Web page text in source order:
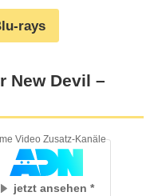
rays
New Devil –
jetzt ansehen
Video Zusatz-Kanäle